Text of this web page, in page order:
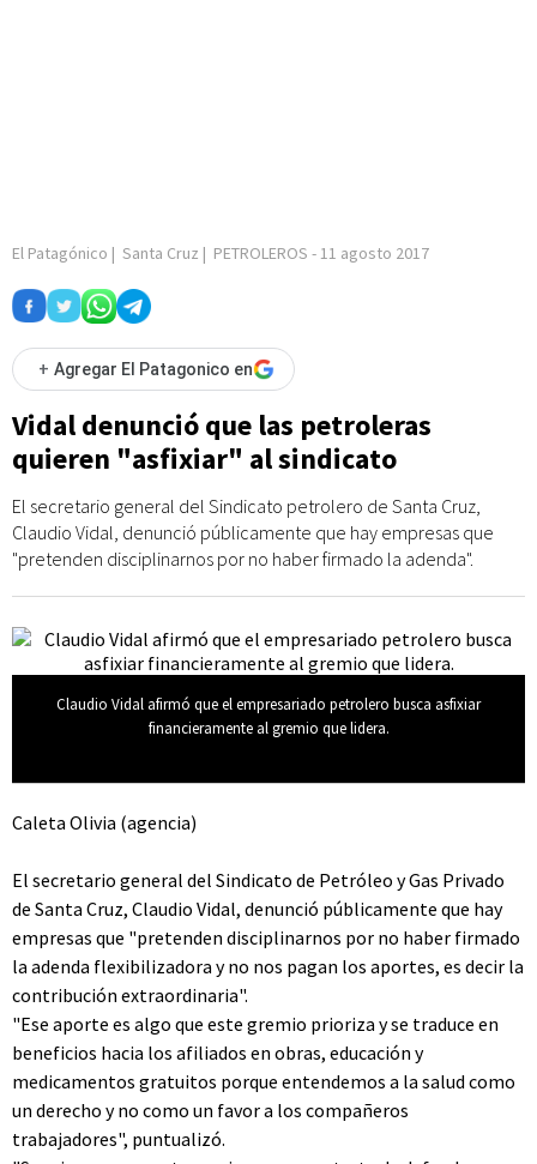
El Patagónico | Santa Cruz | PETROLEROS - 11 agosto 2017
+ Agregar El Patagonico en
Vidal denunció que las petroleras
quieren "asfixiar" al sindicato
El secretario general del Sindicato petrolero de Santa Cruz,
Claudio Vidal, denunció públicamente que hay empresas que
"pretenden disciplinarnos por no haber firmado la adenda".
Claudio Vidal afirmó que el empresariado petrolero busca asfixiar
financieramente al gremio que lidera.
Caleta Olivia (agencia)
El secretario general del Sindicato de Petróleo y Gas Privado
de Santa Cruz, Claudio Vidal, denunció públicamente que hay
empresas que "pretenden disciplinarnos por no haber firmado
la adenda flexibilizadora y no nos pagan los aportes, es decir la
contribución extraordinaria".
"Ese aporte es algo que este gremio prioriza y se traduce en
beneficios hacia los afiliados en obras, educación y
medicamentos gratuitos porque entendemos a la salud como
un derecho y no como un favor a los compañeros
trabajadores", puntualizó.